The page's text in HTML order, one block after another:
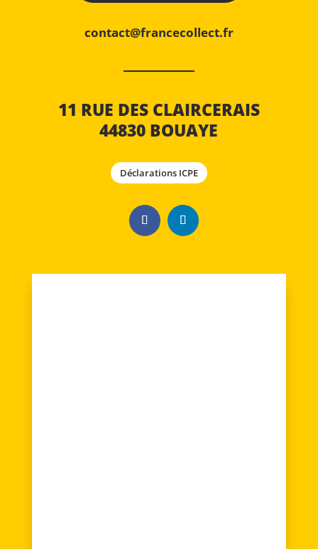
contact@francecollect.fr
11 RUE DES CLAIRCERAIS
44830 BOUAYE
Déclarations ICPE